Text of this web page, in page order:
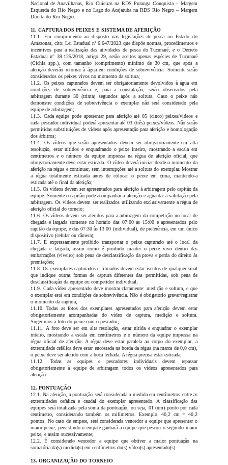
Nacional de Anavilhanas, Rio Cuieiras na RDS Puranga Conquista – Margem
Esquerda do Rio Negro e no Lago do Acajatuba na RDS Rio Negro – Margem
Direita do Rio Negro.
11. CAPTURA DOS PEIXES E SISTEMA DE AFERIÇÃO
11.1. Em cumprimento ao disposto nas legislações de pesca no Estado do
Amazonas, cito: Lei Estadual nº 6.647/2023 que dispõe normas, procedimentos e
incentivos para a realização das atividades de pesca do Tucunaré; e o Decreto
Estadual n° 39.125/2018, artigo 29, serão aceitos apenas espécies de Tucunaré
(Cichla spp.), com tamanho (comprimento) mínimo de 30 cm, que após a
aferição deverão retornar à água em condições de sobrevivência. Somente serão
considerados os peixes vivos no momento da soltura;
11.2. Os peixes capturados devem ser obrigatoriamente devolvidos à água em
condições de sobrevivência e, para a constatação, serão observados pela
arbitragem durante 30 (trinta) segundos após a soltura. Caso o peixe não
demonstre condições de sobrevivência o exemplar não será considerado pela
equipe de arbitragem;
11.3. Cada equipe pode apresentar para aferição até 05 (cinco) peixes/vídeos e
cada pescador individual poderá apresentar até 03 (três) peixes/vídeos. Não serão
permitidas substituições de vídeos após apresentação para aferição e homologação
dos árbitros;
11.4. Os vídeos que serão apresentados devem ser obrigatoriamente em alta
resolução, estar nítidos e enquadrando o peixe inteiro, mostrando a escala em
centímetros e o número da equipe impressa na régua de aferição oficial, que
obrigatoriamente deve estar esticada. O vídeo deverá iniciar desde o momento da
aferição na régua e continuar, sem interrupções até a soltura do exemplar. Mostrar
a régua totalmente esticada antes de colocar o peixe em cima, mantendo-a
esticada até o final da aferição;
11.5. Os vídeos devem ser apresentados para aferição à arbitragem pelo capitão da
equipe. Somente o capitão pode acompanhar a aferição e aguardar a validação pela
arbitragem. Os vídeos devem ser realizados utilizando exclusivamente a régua de
aferição oficial do torneio;
11.6. Os vídeos devem ser aferidos para a arbitragem da competição no local de
chegada e largada somente no horário das 07:00 às 15:00 e apresentados pelo
capitão da equipe, e das 07:30 às 13:00 (individual), de preferência, em um único
dispositivo (celular ou câmera);
11.7. É expressamente proibido transportar o peixe capturado até o local da
chegada e largada, assim como é proibido manter o peixe vivo dentro das
embarcações (viveiro) sob pena de desclassificação da prova e perda do direito às
premiações;
11.8. Os exemplares capturados e filmados devem estar isentos de qualquer sinal
que indique outras formas de captura diferentes das permitidas, sob pena de
desclassificação da equipe ou competidor individual;
11.9. Cada vídeo apresentado deve mostrar claramente: medição e soltura, e que
o exemplar está em condições de sobrevivência. Não é obrigatório gravar/registrar
o momento da captura;
11.10. Todas as fotos dos exemplares apresentados para aferição devem estar
obrigatoriamente acompanhadas do vídeo de captura, medição e soltura.
Sugerimos a foto do peixe com o pescador;
11.11. A foto deve ser em alta resolução, estar nítida e enquadrar o exemplar
inteiro, mostrando a escala em centímetros e o número da equipe impressa na
régua oficial de aferição. A régua deve estar paralela ao corpo do exemplar, a
extremidade cefálica deve estar encostada na borda da régua (na marca de 0,0 cm),
o peixe deve ser aferido com a boca fechada. A régua precisa estar esticada;
11.12. Todas as equipes e pescadores individuais devem repassar
obrigatoriamente à equipe de arbitragem todos os vídeos apresentados para
aferição.
12. PONTUAÇÃO
12.1. Na aferição, a pontuação será considerada a medida em centímetros entre as
extremidades cefálica e caudal do exemplar apresentado. A classificação das
equipes será totalizada pela soma da pontuação, ou seja, 01 (um) ponto por cada
centímetro, considerando também os milímetros. Exemplo: 40,2 cm = 40,2
pontos. No caso de empate, será considerada vencedor a equipe que apresentar o
maior peixe, persistindo o empate ganhará a equipe que pescou o segundo maior
peixe, e assim sucessivamente;
12.2. É considerado vencedor a equipe que obtiver a maior pontuação na
somatória da(s) medida(s) em centímetros do(s) vídeo(s) apresentado(s).
13. ORGANIZAÇÃO DO TORNEIO